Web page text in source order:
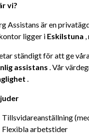
vi?
Assistans är en
ligger i Eskilstuna
ständigt för att ge
assistans . Vår
.
Tillsvidareanställning
Flexibla arbetstider